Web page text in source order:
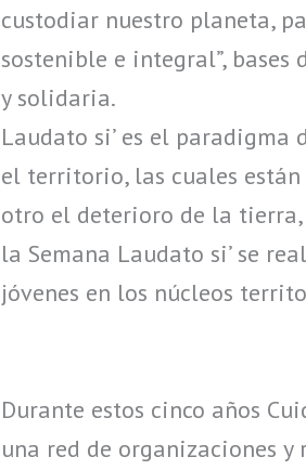
custodiar nuestro planeta,
sostenible e integral”,
y solidaria.
Laudato si’ es el paradigma
el territorio, las cuales
otro el deterioro de la tierra,
la Semana Laudato si’ se
jóvenes en los núcleos
Durante estos cinco años
una red de organizaciones